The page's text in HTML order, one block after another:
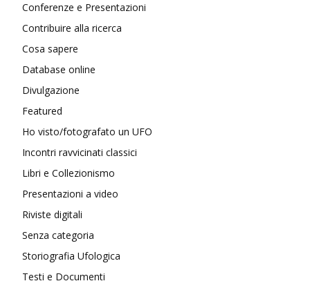
Conferenze e Presentazioni
Contribuire alla ricerca
Cosa sapere
Database online
Divulgazione
Featured
Ho visto/fotografato un UFO
Incontri ravvicinati classici
Libri e Collezionismo
Presentazioni a video
Riviste digitali
Senza categoria
Storiografia Ufologica
Testi e Documenti